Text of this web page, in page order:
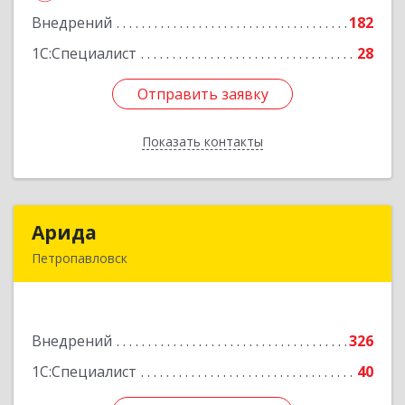
Внедрений
182
1С:Специалист
28
Отправить заявку
Показать контакты
блок 3, 3 этаж
Отправить заявку
Назад
Арида
Петропавловск
Внедрений
326
1С:Специалист
40
Подробнее